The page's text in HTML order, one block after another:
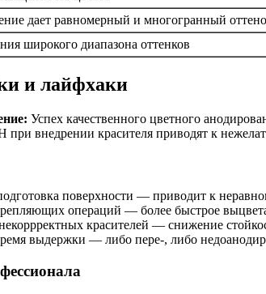
дает равномерный и многогранный
широкого диапазона оттенков
и лайфхаки
Успех качественного цветного
при внедрении красителя приводят к
поверхности — приводит к
операций — более быстрое
красителей — снижение
выдержки — либо пере-, либо